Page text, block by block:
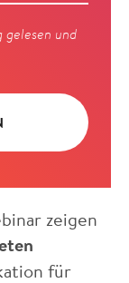
zeigen
für
gelesen und